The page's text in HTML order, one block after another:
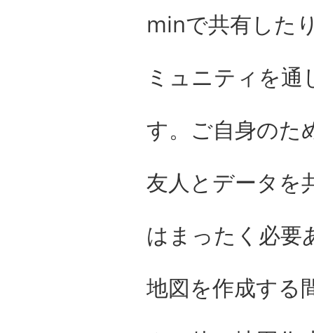
minで共有した
ミュニティを
す。ご自身のた
友人とデータを
はまったく必
地図を作成する